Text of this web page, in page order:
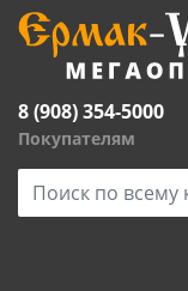
8 (908) 354-5000
Покупателям